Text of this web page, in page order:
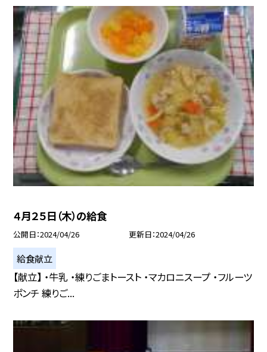
４月２５日（木）の給食
公開日 2024/04/26 更新日 2024/04/26
給食献立
【献立】 ・牛乳 ・練りごまトースト ・マカロニスープ ・フルーツ
ポンチ 練りご...